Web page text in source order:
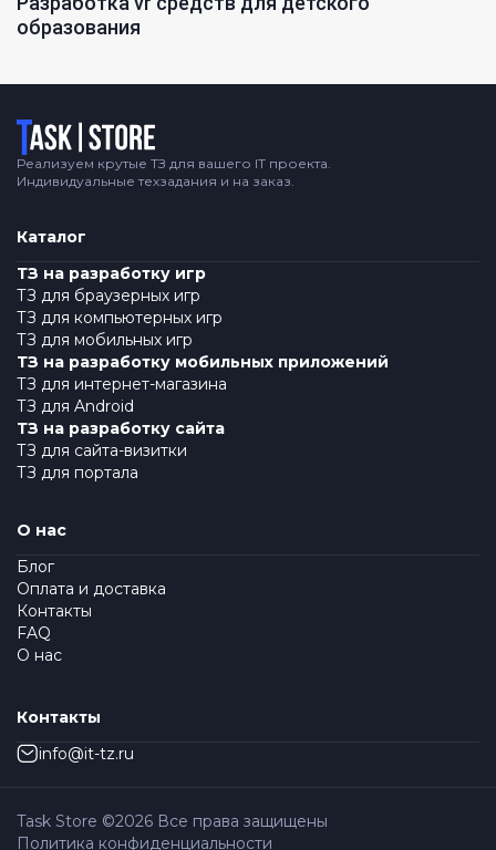
образования
Логотип
Реализуем крутые ТЗ для вашего IT проекта.
Индивидуальные техзадания и на заказ.
Каталог
ТЗ на разработку игр
ТЗ для браузерных игр
ТЗ для компьютерных игр
ТЗ для мобильных игр
ТЗ на разработку мобильных приложений
ТЗ для интернет-магазина
ТЗ для Android
ТЗ на разработку сайта
ТЗ для сайта-визитки
ТЗ для портала
О нас
Блог
Оплата и доставка
Контакты
FAQ
О нас
Контакты
info@it-tz.ru
Task Store ©2026 Все права защищены
Политика конфиденциальности